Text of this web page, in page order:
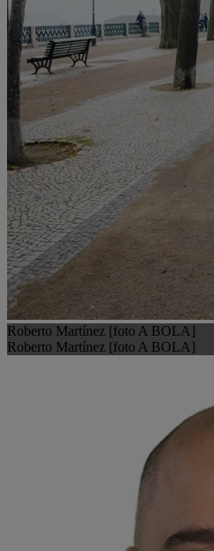
Roberto Martínez [foto A BOLA]
Roberto Martínez [foto A BOLA]